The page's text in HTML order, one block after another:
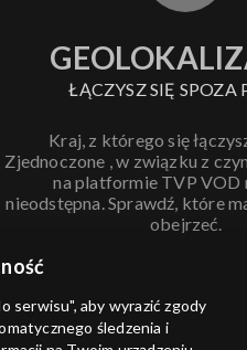
ŁĄCZYSZ SIĘ SPOZA
Kraj, z którego się
Zjednoczone , w związku z
na platformie TVP VOD
nieodstępna. Sprawdź, które
obejrzeć.
serwisu", aby wyrazić zgody
śledzenia i